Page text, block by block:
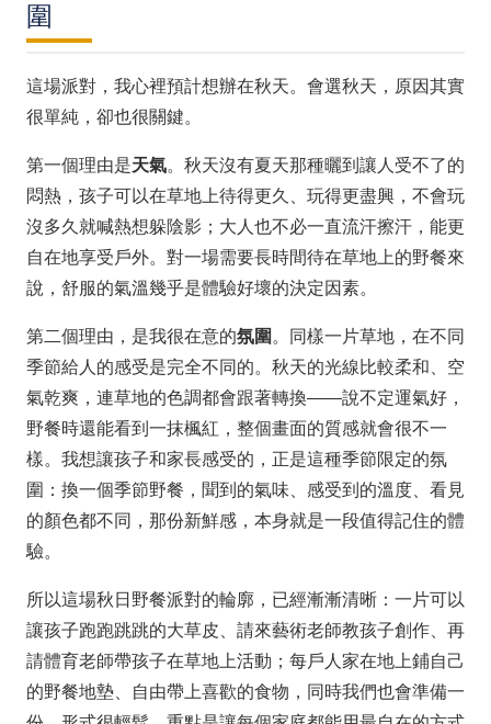
圍
這場派對，我心裡預計想辦在秋天。會選秋天，原因其實
很單純，卻也很關鍵。
第一個理由是天氣。秋天沒有夏天那種曬到讓人受不了的
悶熱，孩子可以在草地上待得更久、玩得更盡興，不會玩
沒多久就喊熱想躲陰影；大人也不必一直流汗擦汗，能更
自在地享受戶外。對一場需要長時間待在草地上的野餐來
說，舒服的氣溫幾乎是體驗好壞的決定因素。
第二個理由，是我很在意的氛圍 。同樣一片草地，在不同
季節給人的感受是完全不同的。秋天的光線比較柔和、空
氣乾爽，連草地的色調都會跟著轉換——說不定運氣好，
野餐時還能看到一抹楓紅，整個畫面的質感就會很不一
樣。我想讓孩子和家長感受的，正是這種季節限定的氛
圍：換一個季節野餐，聞到的氣味、感受到的溫度、看見
的顏色都不同，那份新鮮感，本身就是一段值得記住的體
驗。
所以這場秋日野餐派對的輪廓，已經漸漸清晰：一片可以
讓孩子跑跑跳跳的大草皮、請來藝術老師教孩子創作、再
請體育老師帶孩子在草地上活動；每戶人家在地上鋪自己
的野餐地墊、自由帶上喜歡的食物，同時我們也會準備一